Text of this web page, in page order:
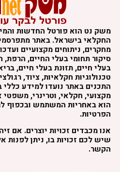
משק נט הוא פורטל החדשות
החקלאי בישראל. באתר
מחקרים, ניתוחים מקצועיים
סיקור תחומי בעלי החיים, הרפת,
בעלי חיים, תזונת בעלי חיים,
טכנולוגיות חקלאיות, ציוד,
התכנים באתר נועדו למידע כללי
מקצועי, חקלאי, וטרינרי,
הוא באחריות המשתמש ובכפוף
הפרטיות.
אנו מכבדים זכויות יוצרים. אם
שיש לכם זכויות בו, ניתן לפנות
הקשר.